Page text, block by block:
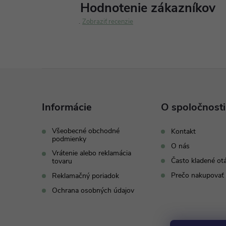
Hodnotenie zákazníkov
Zobraziť recenzie
Informácie
Všeobecné obchodné
podmienky
Vrátenie alebo reklamácia
tovaru
Reklamačný poriadok
Ochrana osobných údajov
O spoločnosti
Kontakt
O nás
Často kladené
Prečo nakupovať